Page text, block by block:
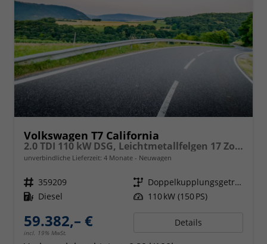
Volkswagen T7 California
2.0 TDI 110 kW DSG, Leichtmetallfelgen 17 Zoll, Markise mit Schiene und Gehäuse links, 5 Sitze, Klima, Jahre Werksgarantie,
unverbindliche Lieferzeit: 4 Monate Neuwagen
Fahrzeugnr. 359209 Getriebe
Doppelkupplungsgetriebe (DSG)
Kraftstoff Diesel Leistung 110 kW (150 PS)
59.382,– €
incl. 19% MwSt.
Details